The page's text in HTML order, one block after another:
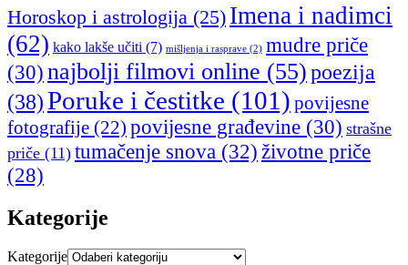
Horoskop i astrologija (25) Imena i nadimci
(62) kako lakše učiti (7) mišljenja i rasprave (2) mudre priče
(30) najbolji filmovi online (55)poezija
(38)Poruke i čestitke (101) povijesne
fotografije (22) povijesne građevine (30) strašne
priče (11) tumačenje snova (32) životne priče
(28)
Kategorije
Kategorije